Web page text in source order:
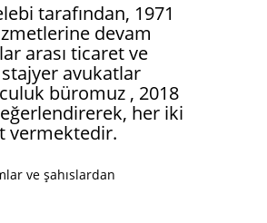
tarafından, 1971
devam
arası ticaret ve
avukatlar
büromuz , 2018
her iki
vermektedir.
ve şahıslardan